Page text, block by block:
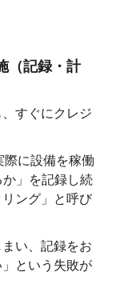
（記録・計
すぐにクレジ
に設備を稼働
」を記録し続
ング」と呼び
い、記録をお
という失敗が